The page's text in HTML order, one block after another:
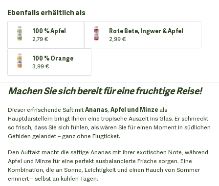
Ebenfalls erhältlich als
100 % Apfel
2,79 €
Rote Bete, Ingwer & Apfel
2,99 €
100 % Orange
3,99 €
Machen Sie sich bereit für eine fruchtige Reise!
Dieser erfrischende Saft mitAnanas Apfel und Minzeals
Hauptdarstellern bringt Ihnen eine tropische Auszeit ins Glas. Er schmeckt
so frisch, dass Sie sich fühlen, als wären Sie für einen Moment in südlichen
Gefilden gelandet – ganz ohne Flugticket.
Den Auftakt macht die saftige Ananas mit ihrer exotischen Note, während
Apfel und Minze für eine perfekt ausbalancierte Frische sorgen. Eine
Kombination, die an Sonne, Leichtigkeit und einen Hauch von Sommer
erinnert – selbst an kühlen Tagen.